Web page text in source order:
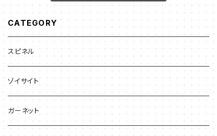
CATEGORY
スピネル
ゾイサイト
ガーネット